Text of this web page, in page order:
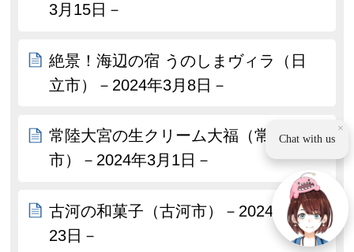
3月15日－
絶景！海辺の宿 うのしまヴィラ（日
立市）－2024年3月8日－
常陸大宮の生クリーム大福（常陸大宮
市）－2024年3月1日－
古河の和菓子（古河市）－2024年2月
23日－
×
Chat with us